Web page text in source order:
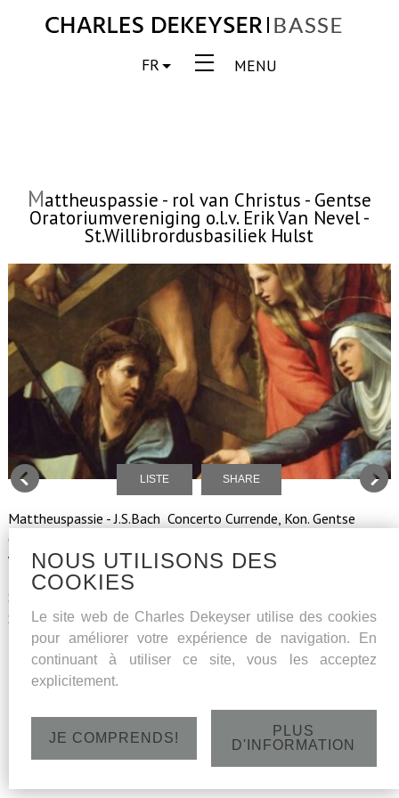
MENU
FR
Mattheuspassie - rol van Christus - Gentse
Oratoriumvereniging o.l.v. Erik Van Nevel -
St.Willibrordusbasiliek Hulst
LISTE SHARE
Mattheuspassie - J.S.Bach Concerto Currende, Kon. Gentse
Oratoriumvereniging en Kinderkoor Opera Vlaanderen, olv Erik
Van Nevel
Solisten : Hilde Coppé (sopraan), Daniël Elgersma (altus), Kevin
Skelton (tenor-evangelist), Jan Caals (tenor-aria's), Charles
Dekeyser (bas-Christus) en Michiel Meijer (bas-aria's)
Zondag 22 maart 2015 - St.WIllibrordusbasiliek Hulst - 14 u
NOUS UTILISONS DES
COOKIES
Le site web de Charles Dekeyser utilise des cookies
pour améliorer votre expérience de navigation. En
continuant à utiliser ce site, vous les acceptez
explicitement.
JE COMPRENDS!
PLUS
D'INFORMATION